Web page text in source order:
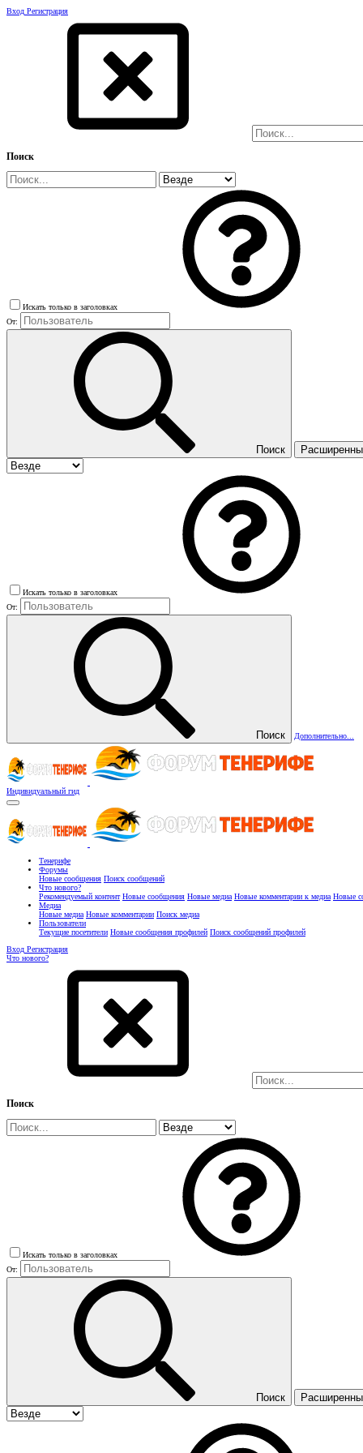
Вход Регистрация
Поиск
Искать только в заголовках
От:
Поиск
Искать только в заголовках
От:
Поиск Дополнительно...
Индивидуальный гид
Тенерифе
Форумы
Новые сообщения Поиск сообщений
Что нового?
Рекомендуемый контент Новые сообщения Новые медиа Новые комментарии к медиа Новые
Медиа
Новые медиа Новые комментарии Поиск медиа
Пользователи
Текущие посетители Новые сообщения профилей Поиск сообщений профилей
Вход Регистрация
Что нового?
Поиск
Искать только в заголовках
От:
Поиск